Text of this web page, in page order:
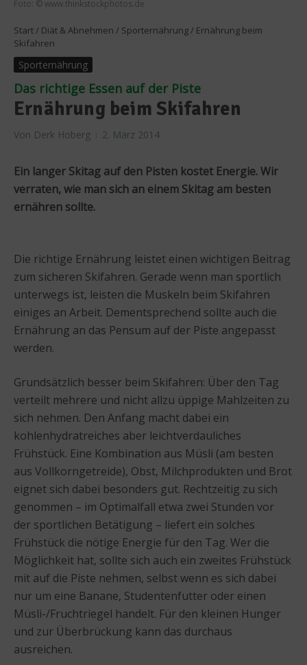
Foto: © www.thinkstockphotos.de
Start / Diät & Abnehmen / Sporternährung / Ernährung beim
Skifahren
Sporternährung
Das richtige Essen auf der Piste
Ernährung beim Skifahren
Von Derk Hoberg 2. März 2014
Ein langer Skitag auf den Pisten kostet Energie. Wir
verraten, wie man sich an einem Skitag am besten
ernähren sollte.
Die richtige Ernährung leistet einen wichtigen Beitrag
zum sicheren Skifahren. Gerade wenn man sportlich
unterwegs ist, leisten die Muskeln beim Skifahren
einiges an Arbeit. Dementsprechend sollte auch die
Ernährung an das Pensum auf der Piste angepasst
werden.
Grundsätzlich besser beim Skifahren: Über den Tag
verteilt mehrere und nicht allzu üppige Mahlzeiten zu
sich nehmen. Den Anfang macht dabei ein
kohlenhydratreiches aber leichtverdauliches
Frühstück. Eine Kombination aus Müsli (am besten
aus Vollkorngetreide), Obst, Milchprodukten und Brot
eignet sich dabei besonders gut. Rechtzeitig zu sich
genommen – im Optimalfall etwa zwei Stunden vor
der sportlichen Betätigung – liefert ein solches
Frühstück die nötige Energie für den Tag. Wer die
Möglichkeit hat, sollte sich auch ein zweites Frühstück
mit auf die Piste nehmen, selbst wenn es sich dabei
nur um eine Banane, Studentenfutter oder einen
Müsli-/Fruchtriegel handelt. Für den kleinen Hunger
und zur Überbrückung kann das durchaus
ausreichen.